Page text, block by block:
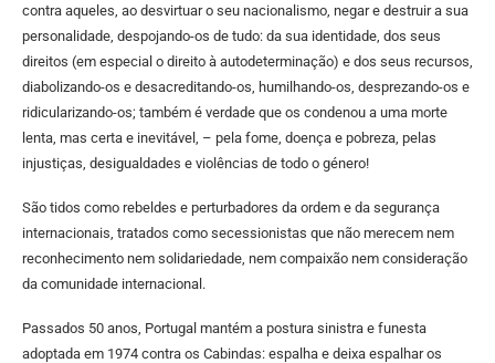
contra aqueles, ao desvirtuar o seu nacionalismo, negar e destruir a sua
personalidade, despojando-os de tudo: da sua identidade, dos seus
direitos (em especial o direito à autodeterminação) e dos seus recursos,
diabolizando-os e desacreditando-os, humilhando-os, desprezando-os e
ridicularizando-os; também é verdade que os condenou a uma morte
lenta, mas certa e inevitável, – pela fome, doença e pobreza, pelas
injustiças, desigualdades e violências de todo o género!
São tidos como rebeldes e perturbadores da ordem e da segurança
internacionais, tratados como secessionistas que não merecem nem
reconhecimento nem solidariedade, nem compaixão nem consideração
da comunidade internacional.
Passados 50 anos, Portugal mantém a postura sinistra e funesta
adoptada em 1974 contra os Cabindas: espalha e deixa espalhar os